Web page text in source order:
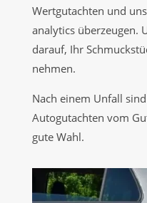
Wertgutachten und
analytics überzeugen.
darauf, Ihr
nehmen.
Nach einem Unfall
Autogutachten vom
gute Wahl.